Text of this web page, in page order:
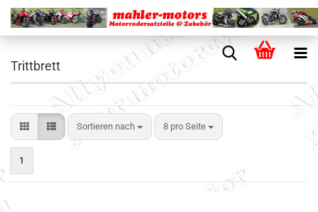
Trittbrett
Sortieren nach 8 pro Seite
1